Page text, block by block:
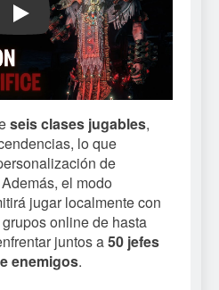
seis clases jugables,
lo que
de
el modo
jugar localmente con
online de hasta
juntos a50 jefes
enemigos.